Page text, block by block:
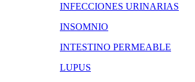
INFECCIONES URINARIAS
INSOMNIO
INTESTINO PERMEABLE
LUPUS